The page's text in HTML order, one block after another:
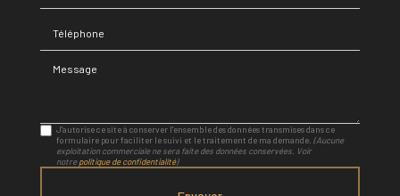
Message
J'autorise ce site à conserver l'ensemble des données transmises dans ce
formulaire pour faciliter le suivi et le traitement de ma demande.(Aucune
exploitation commerciale ne sera faite des données conservées. Voir
notrepolitique de confidentialité)